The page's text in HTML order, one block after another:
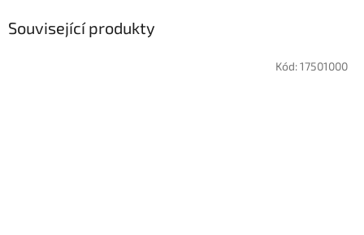
Související produkty
Kód:17501000